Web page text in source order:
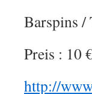
Barspins /
Preis : 10
http://